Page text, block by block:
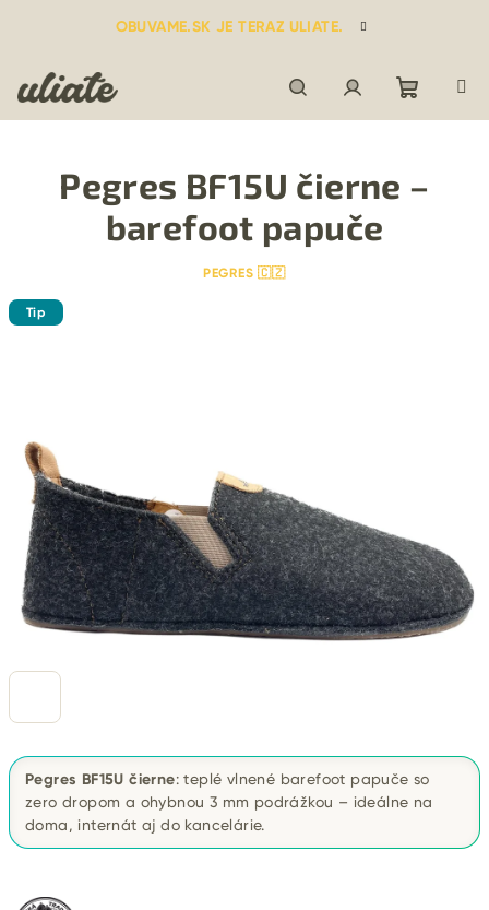
OBUVAME.SK JE TERAZ ULIATE.
HľadaťPrihlásenie
košík
Pegres BF15U čierne: teplé vlnené barefoot papuče so
zero dropom a ohybnou 3 mm podrážkou – ideálne na
doma, internát aj do kancelárie.
Pegres BF15U čierne –
barefoot papuče
PEGRES 🇨🇿
Tip